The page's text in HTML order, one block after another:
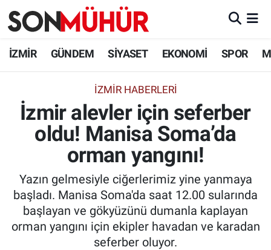
İZMİR GÜNDEM SİYASET EKONOMİ SPOR
İZMIR HABERLERI
İzmir alevler için seferber
oldu! Manisa Soma’da
orman yangını!
Yazın gelmesiyle ciğerlerimiz yine yanmaya
başladı. Manisa Soma'da saat 12.00 sularında
başlayan ve gökyüzünü dumanla kaplayan
orman yangını için ekipler havadan ve karadan
seferber oluyor.
İzmir Nöbetçi Eczaneler
İzmir Namaz Vakitleri
İzmir Trafik Yoğunluk Haritası
Süper Lig Puan Durumu ve Fikstür
Tüm Manşetler
Son Dakika Haberleri